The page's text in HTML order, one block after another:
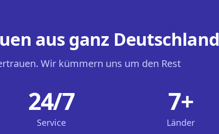
aus ganz Deutschland
Wir kümmern uns um den Rest
Service
24/7
Länder
7+